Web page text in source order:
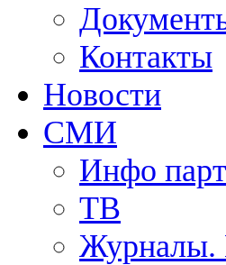
Контакты
Новости
СМИ
Инфо
ТВ
Журналы.